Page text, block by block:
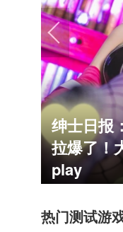
绅士日报
拉爆了！
play
热门测试游